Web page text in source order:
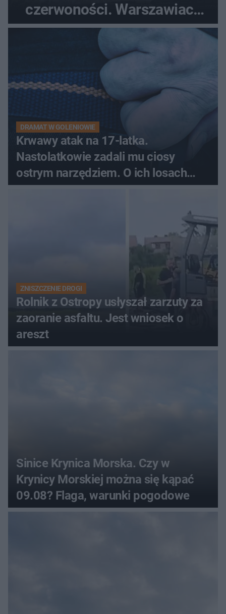
czerwoności. Warszawiacy
pytali, czy to Mad Max!
DRAMAT W GOLENIOWIE
Krwawy atak na 17-latka.
Nastolatkowie zadali mu ciosy
ostrym narzędziem. O ich losach
zdecyduje sąd rodzinny
ZNISZCZENIE DROGI
Rolnik z Ostropy usłyszał zarzuty za
zaoranie asfaltu. Jest wniosek o
areszt
Sinice Krynica Morska. Czy w
Krynicy Morskiej można się kąpać
09.08? Flaga, warunki pogodowe